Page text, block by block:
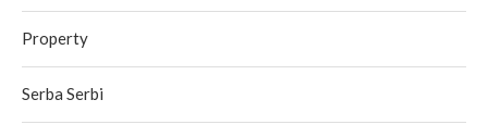
Property
Serba Serbi